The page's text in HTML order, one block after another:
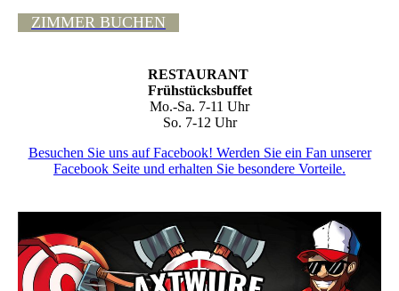
ZIMMER BUCHEN
RESTAURANT
Frühstücksbuffet
Mo.-Sa. 7-11 Uhr
So. 7-12 Uhr
Besuchen Sie uns auf Facebook! Werden Sie ein Fan unserer
Facebook Seite und erhalten Sie besondere Vorteile.